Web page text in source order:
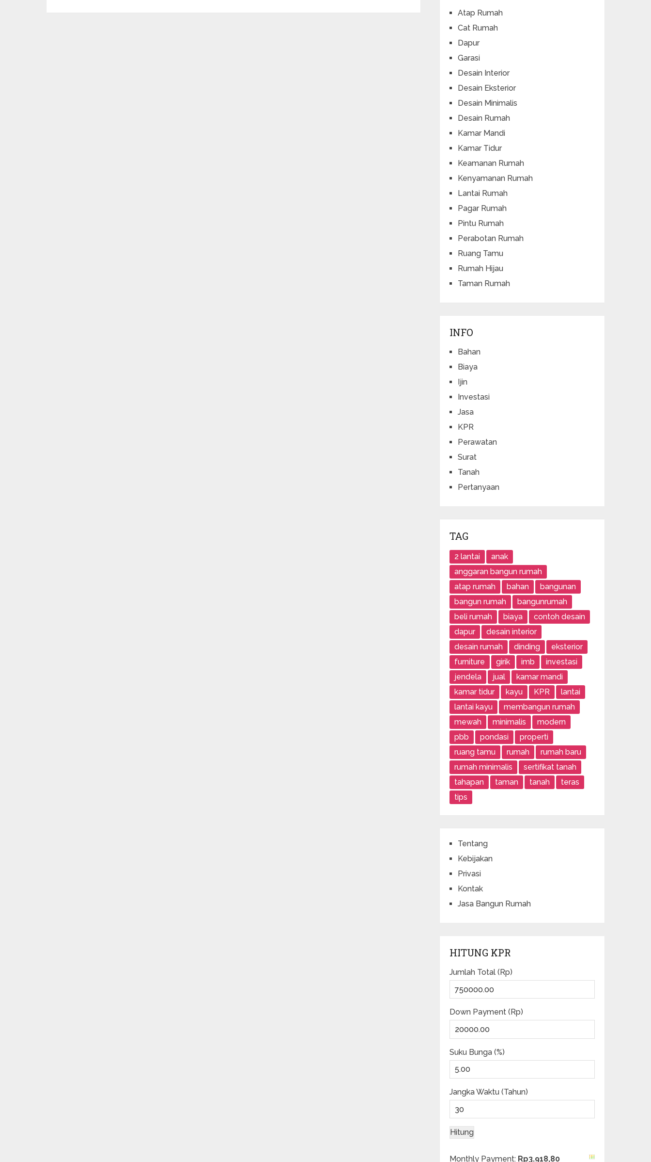
Atap Rumah
Cat Rumah
Dapur
Garasi
Desain Interior
Desain Eksterior
Desain Minimalis
Desain Rumah
Kamar Mandi
Kamar Tidur
Keamanan Rumah
Kenyamanan Rumah
Lantai Rumah
Pagar Rumah
Pintu Rumah
Perabotan Rumah
Ruang Tamu
Rumah Hijau
Taman Rumah
INFO
Bahan
Biaya
Ijin
Investasi
Jasa
KPR
Perawatan
Surat
Tanah
Pertanyaan
TAG
2 lantai
anak
anggaran bangun rumah
atap rumah
bahan
bangunan
bangun rumah
bangunrumah
beli rumah
biaya
contoh desain
dapur
desain interior
desain rumah
dinding
eksterior
furniture
girik imb
investasi
jendela
jual
kamar mandi
kamar tidur
kayu KPR
lantai
lantai kayu
membangun rumah
mewah
minimalis
modern
pbb
pondasi
properti
ruang tamu
rumah
rumah baru
rumah minimalis
sertifikat tanah
tahapan
taman tanah
teras
tips
Tentang
Kebijakan
Privasi
Kontak
Jasa Bangun Rumah
HITUNG KPR
Jumlah Total (Rp)
Down Payment (Rp)
Suku Bunga (%)
Jangka Waktu (Tahun)
Monthly Payment: Rp3.918,80